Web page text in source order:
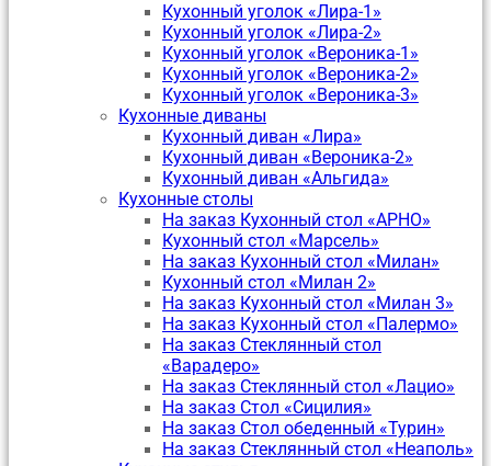
Кухонный уголок «Лира-1»
Кухонный уголок «Лира-2»
Кухонный уголок «Вероника-1»
Кухонный уголок «Вероника-2»
Кухонный уголок «Вероника-3»
Кухонные диваны
Кухонный диван «Лира»
Кухонный диван «Вероника-2»
Кухонный диван «Альгида»
Кухонные столы
На заказ Кухонный стол «АРНО»
Кухонный стол «Марсель»
На заказ Кухонный стол «Милан»
Кухонный стол «Милан 2»
На заказ Кухонный стол «Милан 3»
На заказ Кухонный стол «Палермо»
На заказ Стеклянный стол
«Варадеро»
На заказ Стеклянный стол «Лацио»
На заказ Стол «Сицилия»
На заказ Стол обеденный «Турин»
На заказ Стеклянный стол «Неаполь»